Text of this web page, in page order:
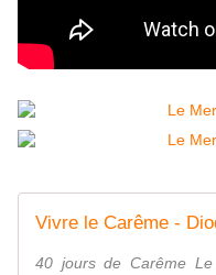
40 jours de Carême